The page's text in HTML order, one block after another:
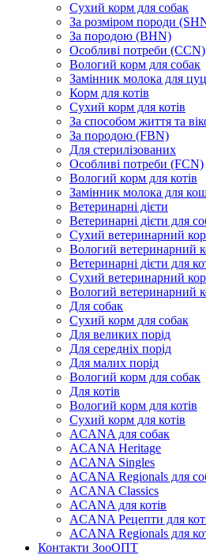
Сухий корм для собак
За розміром породи
За породою (BHN)
Особливі потреби (CCN)
Вологий корм для собак
Замінник молока для
Корм для котів
Сухий корм для котів
За способом життя та
За породою (FBN)
Для стерилізованих
Особливі потреби (FCN)
Вологий корм для котів
Замінник молока для
Ветеринарні дієти
Ветеринарні дієти для
Сухий ветеринарний
Вологий ветеринарний
Ветеринарні дієти для
Сухий ветеринарний
Вологий ветеринарний
Для собак
Сухий корм для собак
Для великих порід
Для середніх порід
Для малих порід
Вологий корм для собак
Для котів
Вологий корм для котів
Сухий корм для котів
ACANA для собак
ACANA Heritage
ACANA Singles
ACANA Regionals для
ACANA Classics
ACANA для котів
ACANA Рецепти для
ACANA Regionals для
Контакти ЗооОПТ